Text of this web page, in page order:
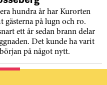
hundra år har Kurorten
gästerna på lugn och ro.
ett år sedan brann delar
Det kunde ha varit
på något nytt.